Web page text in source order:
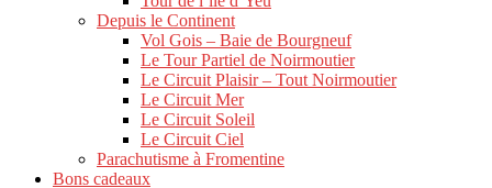
Depuis le Continent
Vol Gois – Baie de Bourgneuf
Le Tour Partiel de Noirmoutier
Le Circuit Plaisir – Tout Noirmoutier
Le Circuit Mer
Le Circuit Soleil
Le Circuit Ciel
Parachutisme à Fromentine
Bons cadeaux